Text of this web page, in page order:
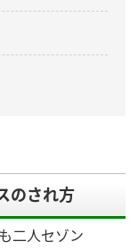
のされ方
二人セゾン